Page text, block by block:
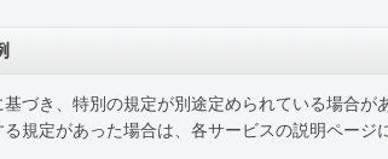
基づき、特別の規定が別途定められている場合
る規定があった場合は、各サービスの説明ページ